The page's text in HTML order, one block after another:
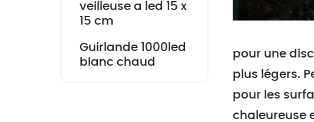
veilleuse a led 15 x
15 cm
Guirlande 1000led
blanc chaud
pour une
plus légers.
pour les
chaleureuse